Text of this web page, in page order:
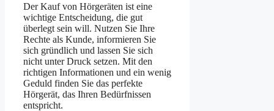
Der Kauf von Hörgeräten ist eine
wichtige Entscheidung, die gut
überlegt sein will. Nutzen Sie Ihre
Rechte als Kunde, informieren Sie
sich gründlich und lassen Sie sich
nicht unter Druck setzen. Mit den
richtigen Informationen und ein wenig
Geduld finden Sie das perfekte
Hörgerät, das Ihren Bedürfnissen
entspricht.